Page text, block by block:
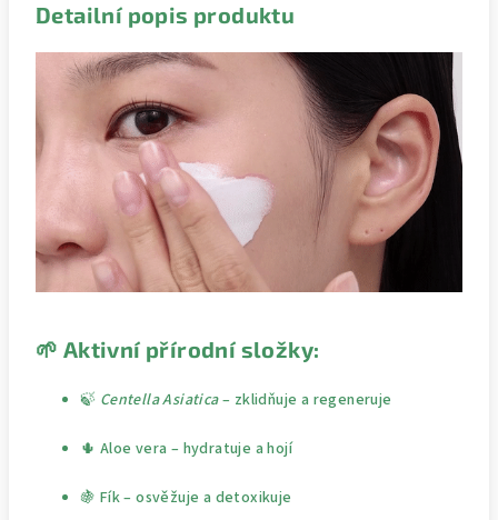
Detailní popis produktu
🌱 Aktivní přírodní složky:
🍃 Centella Asiatica– zklidňuje a regeneruje
🌵 Aloe vera – hydratuje a hojí
🍇 Fík – osvěžuje a detoxikuje